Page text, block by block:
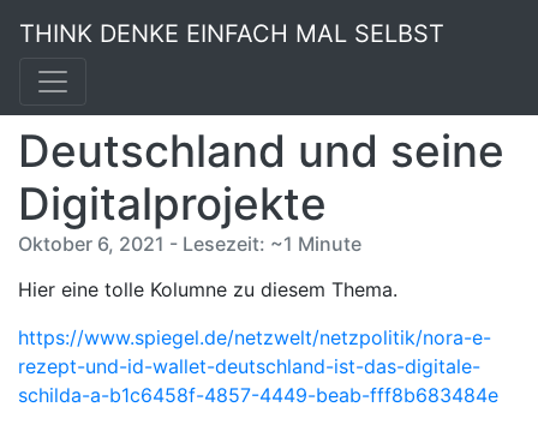
THINK DENKE EINFACH MAL SELBST
Deutschland und seine
Digitalprojekte
Oktober 6, 2021 - Lesezeit: ~1 Minute
Hier eine tolle Kolumne zu diesem Thema.
https://www.spiegel.de/netzwelt/netzpolitik/nora-e-
rezept-und-id-wallet-deutschland-ist-das-digitale-
schilda-a-b1c6458f-4857-4449-beab-fff8b683484e